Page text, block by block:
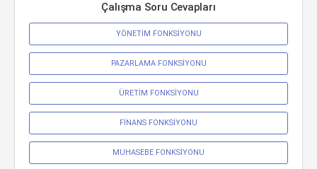
Çalışma Soru Cevapları
YÖNETİM FONKSİYONU
PAZARLAMA FONKSİYONU
ÜRETİM FONKSİYONU
FİNANS FONKSİYONU
MUHASEBE FONKSİYONU